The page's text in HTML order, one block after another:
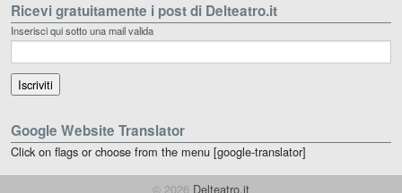
Ricevi gratuitamente i post di Delteatro.it
Inserisci qui sotto una mail valida
Google Website Translator
Click on flags or choose from the menu [google-translator]
© 2026 Delteatro.it